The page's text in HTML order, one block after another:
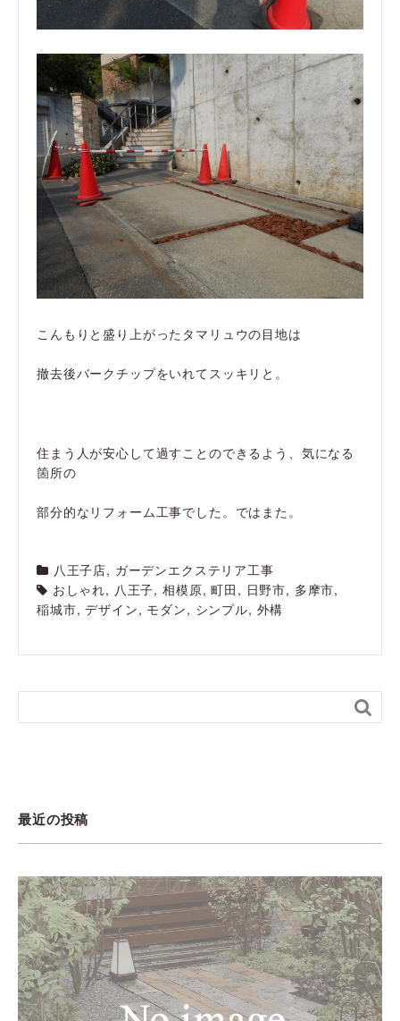
こんもりと盛り上がったタマリュウの目地は
撤去後バークチップをいれてスッキリと。
住まう人が安心して過すことのできるよう、気になる
箇所の
部分的なリフォーム工事でした。ではまた。
八王子店, ガーデンエクステリア工事
おしゃれ, 八王子, 相模原,町田 , 日野市, 多摩市,
稲城市,デザイン, モダン, シンプル, 外構

最近の投稿